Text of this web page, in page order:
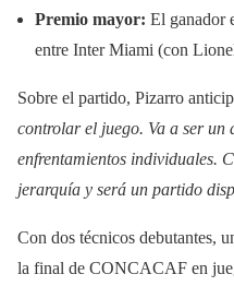
Premio mayor: El ganador
entre Inter Miami (con
Sobre el partido, Pizarro
controlar el juego. Va a ser un
enfrentamientos individuales.
jerarquía y será un partido
Con dos técnicos debutantes,
la final de CONCACAF en